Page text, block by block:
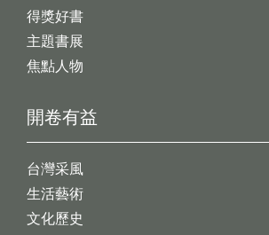
開卷有益
台灣采風
生活藝術
文化歷史
得獎好書
主題書展
焦點人物